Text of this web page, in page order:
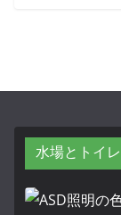
水場とトイ